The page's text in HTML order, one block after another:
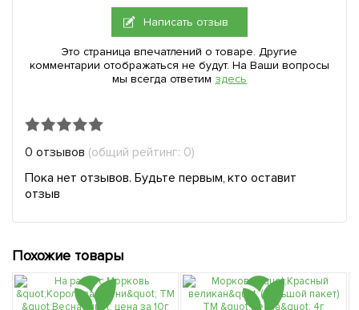
Написать отзыв
Это страница впечатлений о товаре. Другие
комментарии отображаться не будут. На Ваши вопросы
мы всегда ответим здесь
0 отзывов (общий рейтинг: 0)
Пока нет отзывов. Будьте первым, кто оставит
отзыв
Похожие товары